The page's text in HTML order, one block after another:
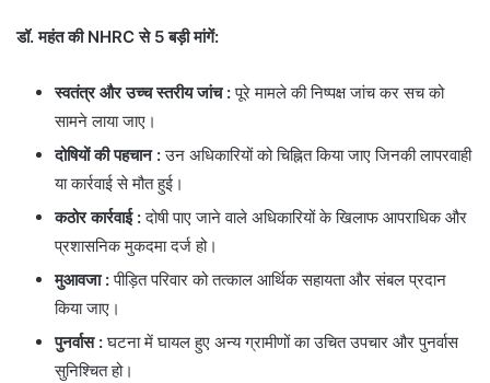
डॉ. महंत की NHRC से 5 बड़ी मांगें:
स्वतंत्र और उच्च स्तरीय जांच :पूरे मामले की निष्पक्ष जांच कर सच को
सामने लाया जाए।
दोषियों की पहचान :उन अधिकारियों को चिह्नित किया जाए जिनकी लापरवाही
या कार्रवाई से मौत हुई।
कठोर कार्रवाई :दोषी पाए जाने वाले अधिकारियों के खिलाफ आपराधिक और
प्रशासनिक मुकदमा दर्ज हो।
मुआवजा :पीड़ित परिवार को तत्काल आर्थिक सहायता और संबल प्रदान
किया जाए।
पुनर्वास :घटना में घायल हुए अन्य ग्रामीणों का उचित उपचार और पुनर्वास
सुनिश्चित हो।